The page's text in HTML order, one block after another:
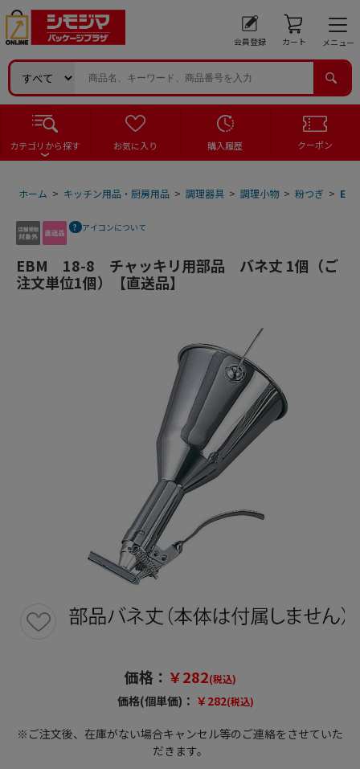
会員登録 カート メニュー
カテゴリから探す お気に入り 購入履歴 クーポン
ホーム > キッチン用品・厨房用品 > 調理器具 > 調理小物 > 粉つぎ >
アイコンについて
EBM 18-8 チャッキリ用部品 バネ丈 1個（ご
注文単位1個）【直送品】
価格： ￥282(税込)
価格(個単価)： ￥282(税込)
※ご注文後、在庫がない場合キャンセル等のご連絡をさせていた
だきます。